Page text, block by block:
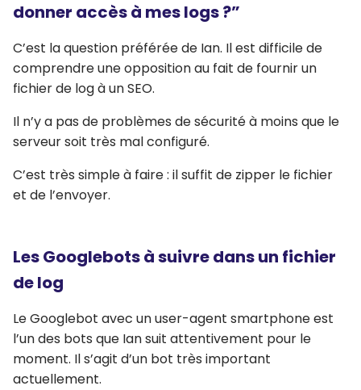
donner accès à mes logs ?”
C’est la question préférée de Ian. Il est difficile de
comprendre une opposition au fait de fournir un
fichier de log à un SEO.
Il n’y a pas de problèmes de sécurité à moins que le
serveur soit très mal configuré.
C’est très simple à faire : il suffit de zipper le fichier
et de l’envoyer.
Les Googlebots à suivre dans un fichier
de log
Le Googlebot avec un user-agent smartphone est
l’un des bots que Ian suit attentivement pour le
moment. Il s’agit d’un bot très important
actuellement.